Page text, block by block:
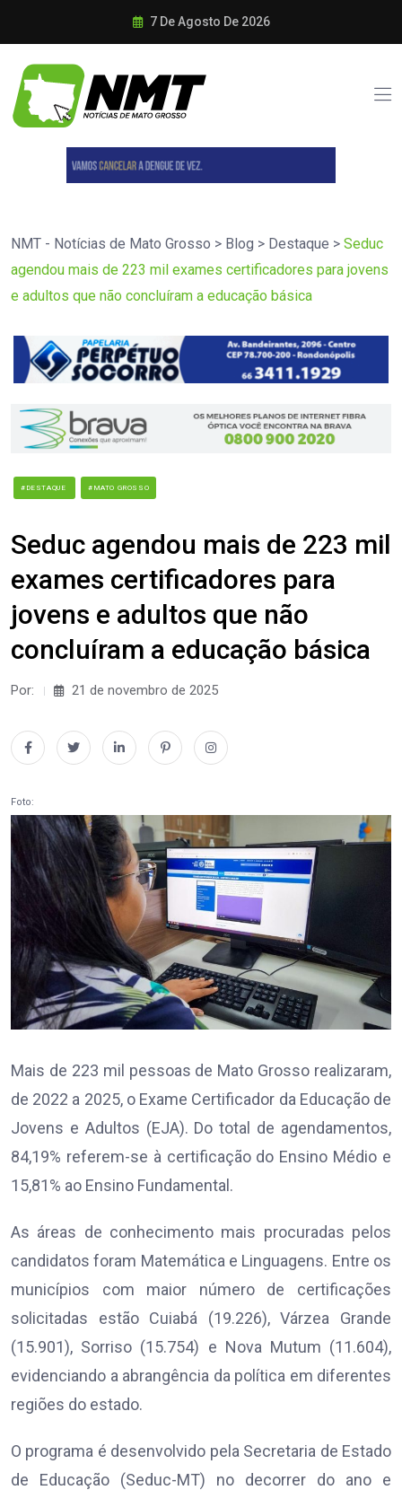
7 De Agosto De 2026
NMT - Notícias de Mato Grosso > Blog > Destaque > Seduc
agendou mais de 223 mil exames certificadores para jovens
e adultos que não concluíram a educação básica
#DESTAQUE #MATO GROSSO
Seduc agendou mais de 223 mil
exames certificadores para
jovens e adultos que não
concluíram a educação básica
Por: 21 de novembro de 2025
Foto:
Mais de 223 mil pessoas de Mato Grosso realizaram,
de 2022 a 2025, o Exame Certificador da Educação de
Jovens e Adultos (EJA). Do total de agendamentos,
84,19% referem-se à certificação do Ensino Médio e
15,81% ao Ensino Fundamental.
As áreas de conhecimento mais procuradas pelos
candidatos foram Matemática e Linguagens. Entre os
municípios com maior número de certificações
solicitadas estão Cuiabá (19.226), Várzea Grande
(15.901), Sorriso (15.754) e Nova Mutum (11.604),
evidenciando a abrangência da política em diferentes
regiões do estado.
O programa é desenvolvido pela Secretaria de Estado
de Educação (Seduc-MT) no decorrer do ano e